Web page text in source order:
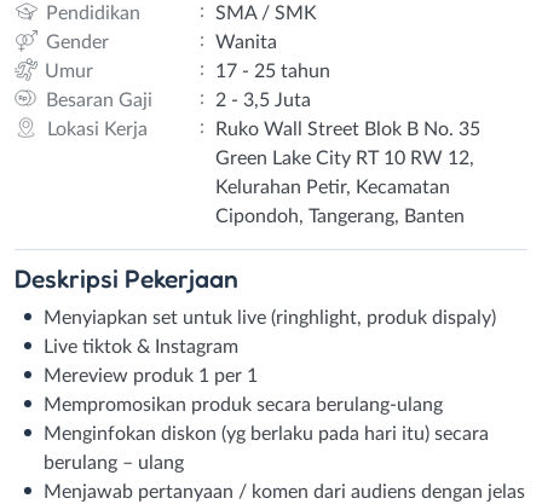
Pendidikan :
SMA / SMK
Gender
:
Wanita
Umur
:
17 - 25 tahun
Besaran Gaji
:
2 - 3,5 Juta
Lokasi Kerja
:
Ruko Wall Street Blok B No. 35
Green Lake City RT 10 RW 12,
Kelurahan Petir, Kecamatan
Cipondoh, Tangerang, Banten
Deskripsi Pekerjaan
Menyiapkan set untuk live (ringhlight, produk dispaly)
Live tiktok & Instagram
Mereview produk 1 per 1
Mempromosikan produk secara berulang-ulang
Menginfokan diskon (yg berlaku pada hari itu) secara
berulang – ulang
Menjawab pertanyaan / komen dari audiens dengan jelas